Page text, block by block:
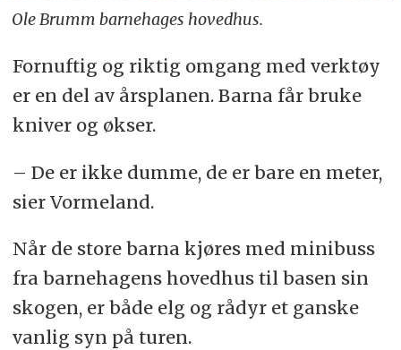
Ole Brumm barnehages hovedhus.
Fornuftig og riktig omgang med verktøy
er en del av årsplanen. Barna får bruke
kniver og økser.
– De er ikke dumme, de er bare en meter,
sier Vormeland.
Når de store barna kjøres med minibuss
fra barnehagens hovedhus til basen sin
skogen, er både elg og rådyr et ganske
vanlig syn på turen.